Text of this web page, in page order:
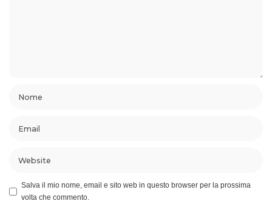
Salva il mio nome, email e sito web in questo browser per la prossima
volta che commento.